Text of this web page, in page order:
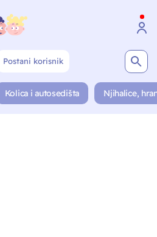
Postani korisnik
Kolica i autosedišta Njihalice,